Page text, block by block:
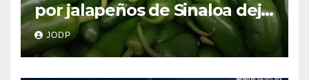
por jalapeños de Sinaloa deja
345 enfermos y 36
hospitalizados
JODP